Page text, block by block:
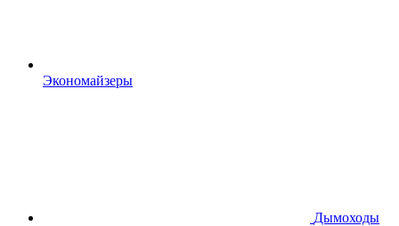
Экономайзеры
Дымоходы